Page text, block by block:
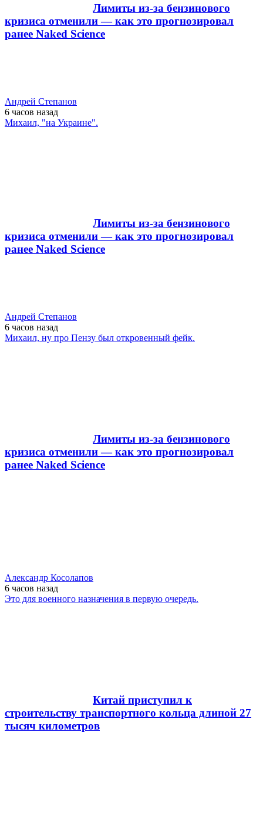
Лимиты из-за бензинового
кризиса отменили — как это прогнозировал
ранее Naked Science
Андрей Степанов
6 часов назад
Михаил, "на Украине".
Лимиты из-за бензинового
кризиса отменили — как это прогнозировал
ранее Naked Science
Андрей Степанов
6 часов назад
Михаил, ну про Пензу был откровенный фейк.
Лимиты из-за бензинового
кризиса отменили — как это прогнозировал
ранее Naked Science
Александр Косолапов
6 часов назад
Это для военного назначения в первую очередь.
Китай приступил к
строительству транспортного кольца длиной 27
тысяч километров